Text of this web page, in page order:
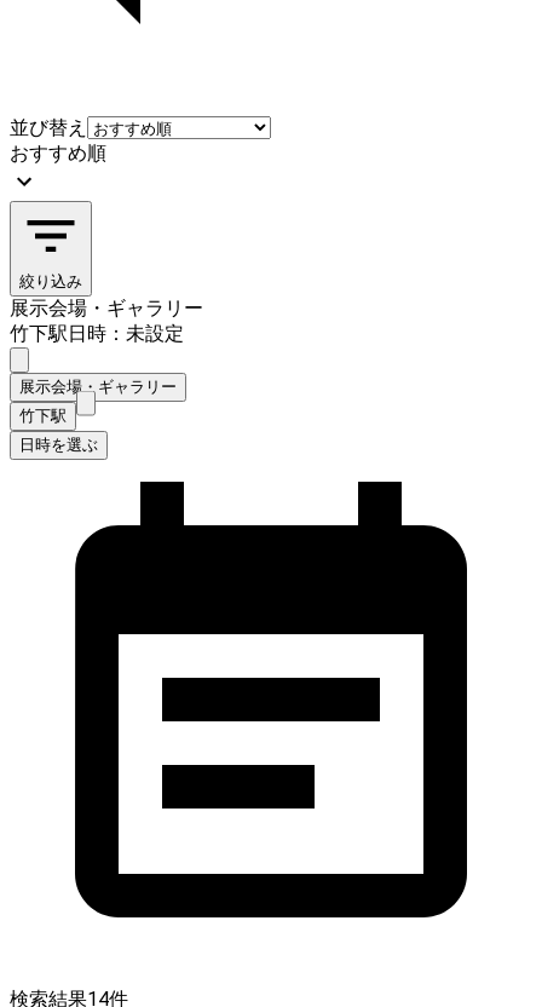
並び替え
おすすめ順
絞り込み
展示会場・ギャラリー
竹下駅日時：未設定
展示会場・ギャラリー
竹下駅
日時を選ぶ
検索結果14件